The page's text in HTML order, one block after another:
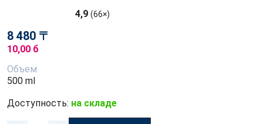
4,9 (66×)
8 480 〒
10,00 б
Объем
500 ml
Доступность: на складе